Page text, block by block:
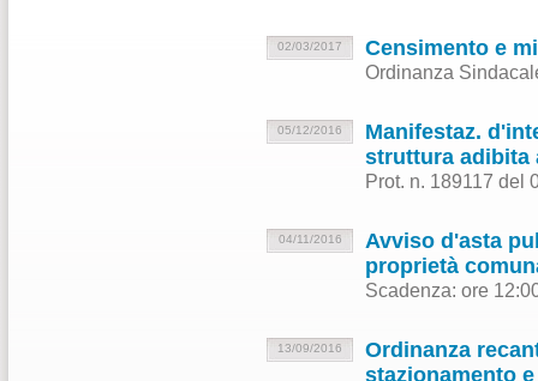
02/03/2017 Censimento e
Ordinanza
05/12/2016
Manifestaz.
struttura adibita
Prot. n. 189117 del
04/11/2016
Avviso d'asta
proprietà
Scadenza: ore
13/09/2016
Ordinanza
stazionamento